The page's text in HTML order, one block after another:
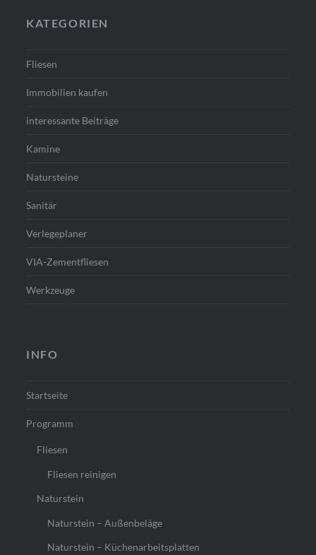
KATEGORIEN
Fliesen
Immobilien kaufen
interessante Beiträge
Kamine
Natursteine
Sanitär
Verlegeplaner
VIA-Zementfliesen
Werkzeuge
INFO
Startseite
Programm
Fliesen
Fliesen reinigen
Naturstein
Naturstein – Außenbeläge
Naturstein – Küchenarbeitsplatten